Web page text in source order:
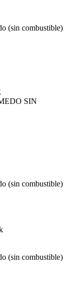
(sin combustible)
SIN
(sin combustible)
(sin combustible)